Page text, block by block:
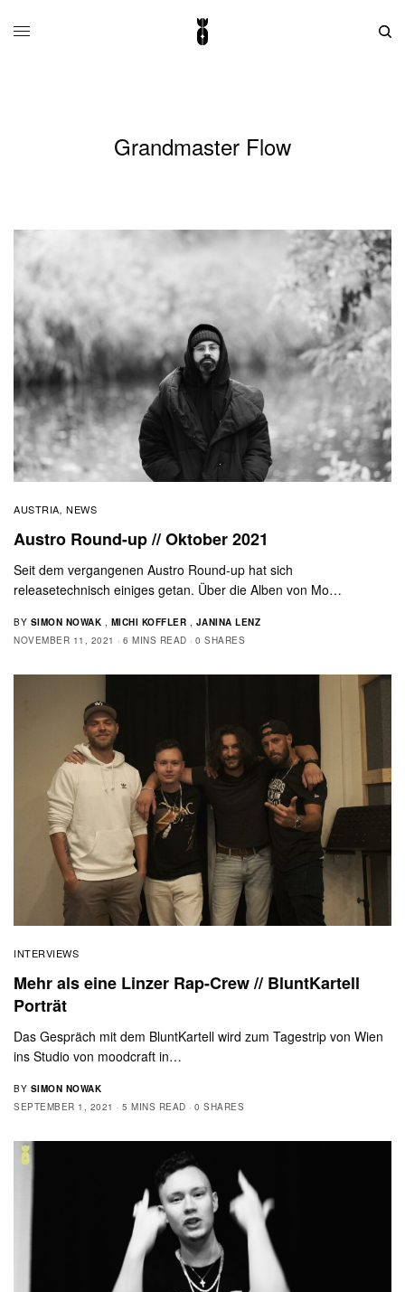
Grandmaster Flow
AUSTRIA, NEWS
Austro Round-up // Oktober 2021
Seit dem vergangenen Austro Round-up hat sich
releasetechnisch einiges getan. Über die Alben von Mo…
BY SIMON NOWAK , MICHI KOFFLER , JANINA LENZ
NOVEMBER 11, 2021
6 MINS READ 0 SHARES
INTERVIEWS
Mehr als eine Linzer Rap-Crew // BluntKartell
Porträt
Das Gespräch mit dem BluntKartell wird zum Tagestrip von Wien
ins Studio von moodcraft in…
BY SIMON NOWAK
SEPTEMBER 1, 2021
5 MINS READ 0 SHARES